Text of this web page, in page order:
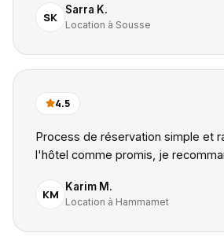
SK
Sarra K.
Location à Sousse
4.5
Process de réservation simple et
l'hôtel comme promis, je
KM
Karim M.
Location à Hammamet